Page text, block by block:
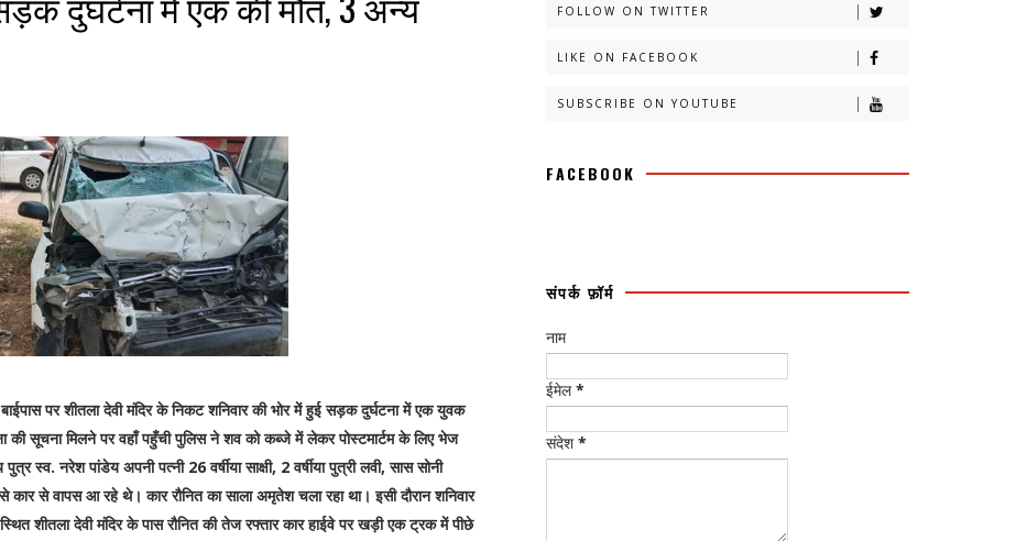
पर शीतला देवी मंदिर के निकट शनिवार की भोर में हुई सड़क दुर्घटना में एक युवक
की सूचना मिलने पर वहाँ पहुँची पुलिस ने शव को कब्जे में लेकर पोस्टमार्टम के लिए भेज
स्व. नरेश पांडेय अपनी पत्नी 26 वर्षीया साक्षी, 2 वर्षीया पुत्री लवी, सास सोनी
कार से वापस आ रहे थे। कार रौनित का साला अमृतेश चला रहा था। इसी दौरान शनिवार
शीतला देवी मंदिर के पास रौनित की तेज रफ्तार कार हाईवे पर खड़ी एक ट्रक में पीछे
FOLLOW ON TWITTER
LIKE ON FACEBOOK
SUBSCRIBE ON YOUTUBE
FACEBOOK
संपर्क फ़ॉर्म
नाम
ईमेल*
संदेश *